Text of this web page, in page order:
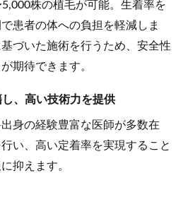
株の植毛が可能。生着率を
患者の体への負担を軽減しま
づいた施術を行うため、安全性
期待できます。
、高い技術力を提供
身の経験豊富な医師が多数在
い、高い定着率を実現すること
抑えます。